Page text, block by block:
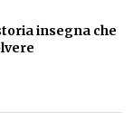
insegna che